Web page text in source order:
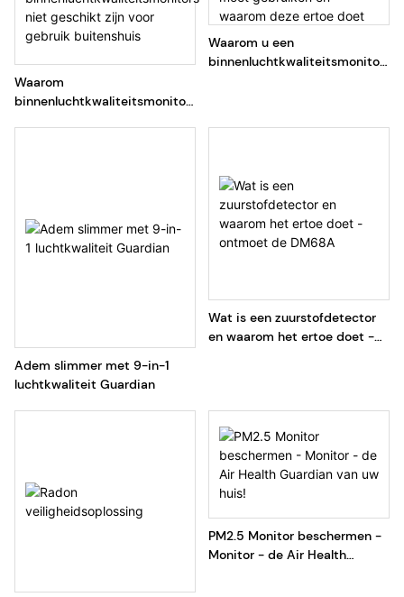
Waarom
binnenluchtkwaliteitsmonitor
Waarom u een
binnenluchtkwaliteitsmonitor
Adem slimmer met 9-in-1
luchtkwaliteit Guardian
Wat is een zuurstofdetector
en waarom het ertoe doet -
PM2.5 Monitor beschermen -
Monitor - de Air Health